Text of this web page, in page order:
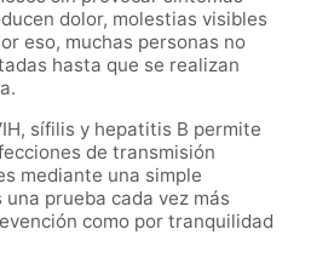
dolor, molestias visibles
eso, muchas personas no
hasta que se realizan
sífilis y hepatitis B permite
de transmisión
mediante una simple
prueba cada vez más
como por tranquilidad